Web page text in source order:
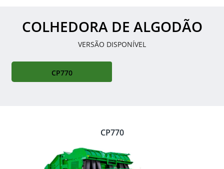
COLHEDORA DE ALGODÃO
VERSÃO DISPONÍVEL
CP770
CP770